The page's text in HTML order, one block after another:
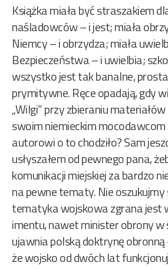
Książka miała być straszakiem
naśladowców – i jest; miała
Niemcy – i obrzydza; miała
Bezpieczeństwa – i uwielbia;
wszystko jest tak banalne,
prymitywne. Ręce opadają, gdy
„Wilgi” przy zbieraniu
swoim niemieckim
autorowi o to chodziło? Sam
usłyszałem od pewnego pana,
komunikacji miejskiej za bardzo
na pewne tematy. Nie oszukujmy
tematyka wojskowa zgrana jest
imentu, nawet minister obrony
ujawnia polską doktrynę
że wojsko od dwóch lat